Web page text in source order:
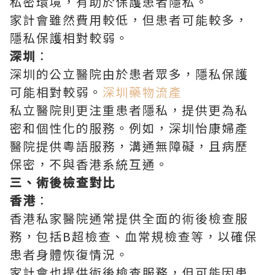
家計會雖然費用較低，但患者可能較多，
隱私保護相對較弱。
深圳 ：
深圳的公立醫院由於患者眾多，隱私保護
可能相對較弱。 深圳藥物流產
私立醫院則更注重患者隱私，提供更為私
密和個性化的服務。例如，深圳怡康婦產
醫院提供粵語服務，溝通無障礙，且病歷
保密，不與香港系統互通。
三、術後檢查對比
香港 ：
香港私家醫院通常提供全面的術後檢查服
務，包括B超檢查、血常規檢查等，以確保
患者身體恢復情況。